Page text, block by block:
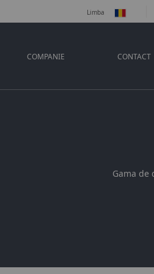
Limba
COMPANIE CONTACT
Gama de